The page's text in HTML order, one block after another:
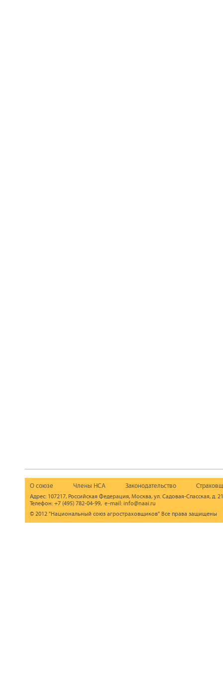
О союзе Члены НСА Законодательство
Адрес: 107217, Российская Федерация, Москва, ул. Садовая-Спасская, д.
Телефон: +7 (495) 782-04-99, e-mail: info@naai.ru
© 2012 "Национальный союз агростраховщиков" Все права защищены